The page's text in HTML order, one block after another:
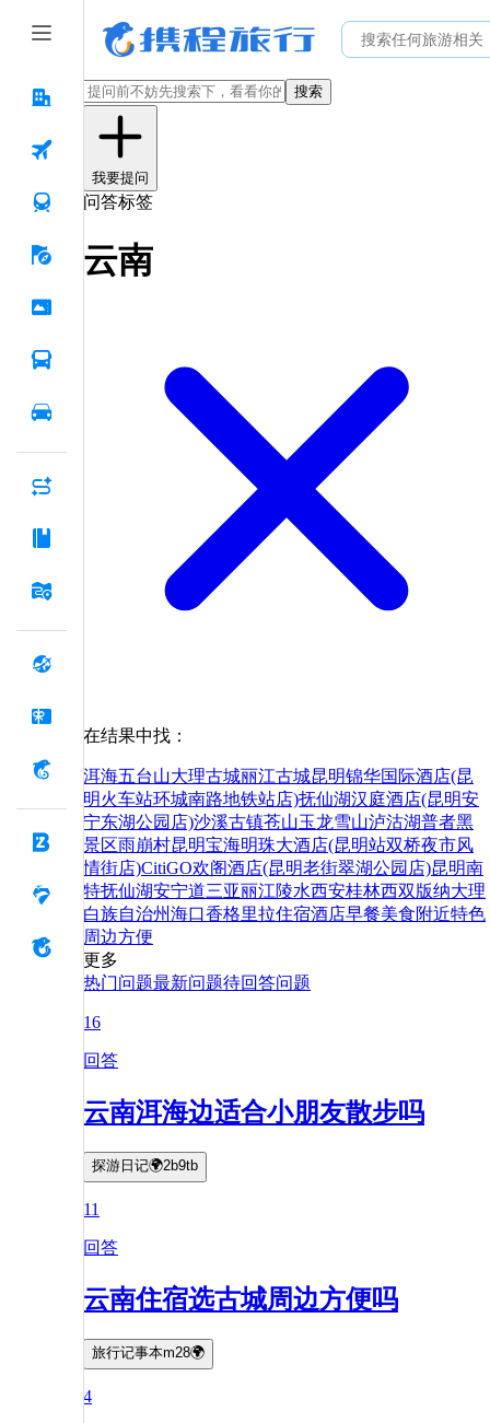
搜索
我要提问
问答标签
云南
在结果中找：
洱海五台山大理古城丽江古城昆明锦华国际酒店(昆
明火车站环城南路地铁站店)抚仙湖汉庭酒店(昆明安
宁东湖公园店)沙溪古镇苍山玉龙雪山泸沽湖普者黑
景区雨崩村昆明宝海明珠大酒店(昆明站双桥夜市风
情街店)CitiGO欢阁酒店(昆明老街翠湖公园店)昆明南
特抚仙湖安宁道三亚丽江陵水西安桂林西双版纳大理
白族自治州海口香格里拉住宿酒店早餐美食附近特色
周边方便
更多
热门问题最新问题待回答问题
16
回答
云南洱海边适合小朋友散步吗
探游日记🌍2b9tb
11
回答
云南住宿选古城周边方便吗
旅行记事本m28🌍
4